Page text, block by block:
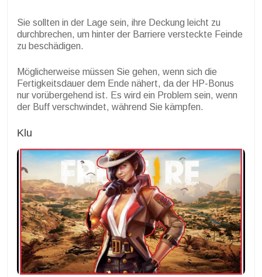
Sie sollten in der Lage sein, ihre Deckung leicht zu
durchbrechen, um hinter der Barriere versteckte Feinde
zu beschädigen.
Möglicherweise müssen Sie gehen, wenn sich die
Fertigkeitsdauer dem Ende nähert, da der HP-Bonus
nur vorübergehend ist. Es wird ein Problem sein, wenn
der Buff verschwindet, während Sie kämpfen.
Klu